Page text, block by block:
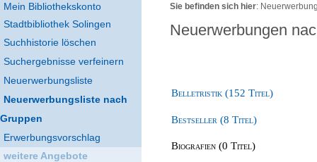
Mein Bibliothekskonto
Stadtbibliothek Solingen
Suchhistorie löschen
Suchergebnisse verfeinern
Neuerwerbungsliste
Neuerwerbungsliste nach
Gruppen
Erwerbungsvorschlag
weitere Angebote
Sie befinden sich hier:
Neuerwerbungen
Belletristik (152 Titel)
Bestseller (8 Titel)
Biografien (0 Titel)